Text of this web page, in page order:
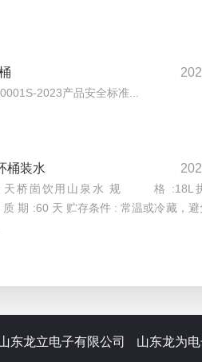
2023产品安全标准...
桶装水
崮饮用山泉水 规 格 :18L执
质 期 :60 天 贮存条件 : 常温或冷藏，避
东龙立电子有限公司 山东龙为